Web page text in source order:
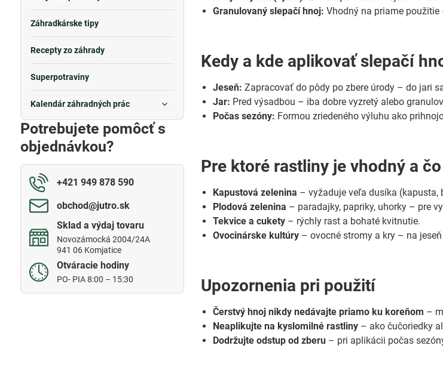
Granulovaný slepačí hnoj: Vhodný na priame použitie
Kedy a kde aplikovať slepačí
Jeseň: Zapracovať do pôdy po zbere úrody – do jari
Jar: Pred výsadbou – iba dobre vyzretý alebo
Počas sezóny: Formou zriedeného výluhu ako
Pre ktoré rastliny je vhodný a
Kapustová zelenina – vyžaduje veľa dusíka (kapusta,
Plodová zelenina – paradajky, papriky, uhorky – pre
Tekvice a cukety – rýchly rast a bohaté kvitnutie.
Ovocinárske kultúry – ovocné stromy a kry – na
Upozornenia pri použití
Čerstvý hnoj nikdy nedávajte priamo ku koreňom –
Neaplikujte na kyslomilné rastliny – ako čučoriedky
Dodržujte odstup od zberu – pri aplikácii počas
Záhradkárske tipy
Recepty zo záhrady
Superpotraviny
Kalendár záhradných prác
Potrebujete pomôcť s
objednávkou?
+421 949 878 590
obchod​@jutro​.sk
Sklad a výdaj tovaru
Novozámocká 2004/24A
941 06 Komjatice
Otváracie hodiny
PO- PIA 8:00 – 15:30